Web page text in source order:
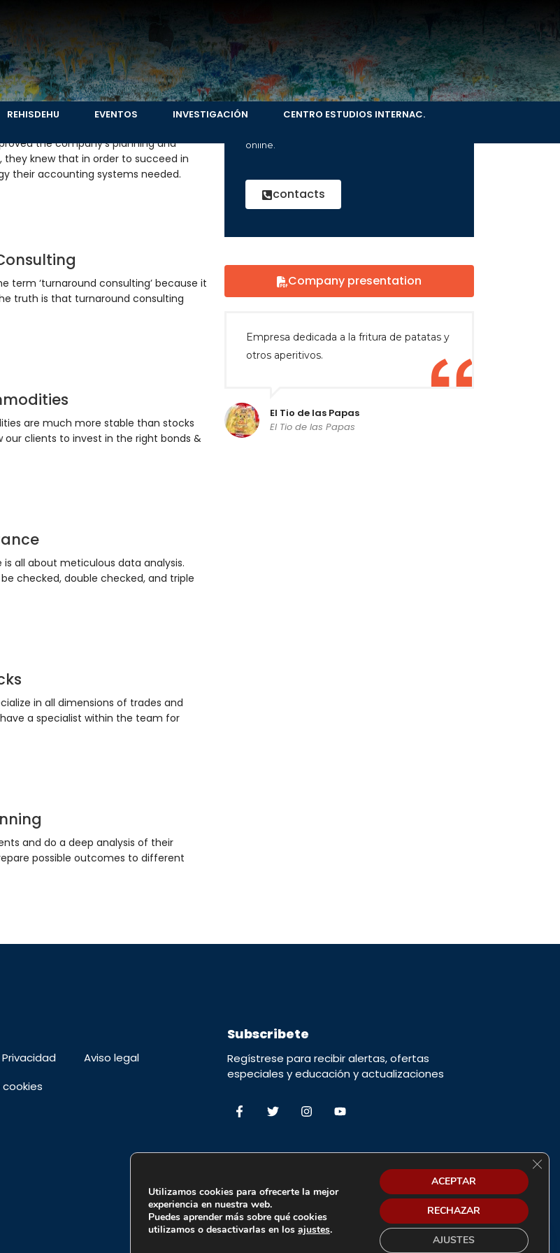
REHISDEHU EVENTOS INVESTIGACIÓN
CENTRO ESTUDIOS INTERNAC.
the company’s planning and
knew that in order to succeed in
their accounting systems needed.
term ‘turnaround consulting’ because it
truth is that turnaround consulting
are much more stable than stocks
our clients to invest in the right bonds &
is all about meticulous data analysis.
checked, double checked, and triple
in all dimensions of trades and
a specialist within the team for
and do a deep analysis of their
possible outcomes to different
How can we help you?
online.
contacts
Company presentation
Empresa dedicada a la fritura de patatas y
otros aperitivos.
El Tio de las Papas
El Tio de las Papas
Aviso legal
Subscribete
Regístrese para recibir alertas, ofertas
especiales y educación y actualizaciones
Utilizamos cookies para ofrecerte la mejor
experiencia en nuestra web.
Puedes aprender más sobre qué cookies
utilizamos o desactivarlas en los ajustes.
ACEPTAR
RECHAZAR
AJUSTES